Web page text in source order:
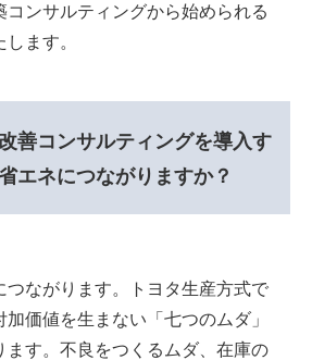
コンサルティングから始められる
ます。
善コンサルティングを導入す
エネにつながりますか？
つながります。トヨタ生産方式で
価値を生まない「七つのムダ」
ます。不良をつくるムダ、在庫の